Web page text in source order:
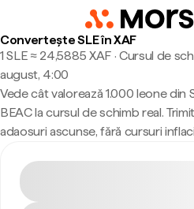
Convertește SLE în XAF
1 SLE ≈ 24,5885 XAF · Cursul de
august, 4:00
Vede cât valorează 1.000 leone din
BEAC la cursul de schimb real.
adaosuri ascunse, fără cursuri